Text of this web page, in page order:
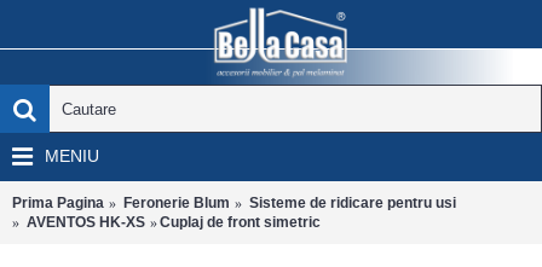
MENIU
Prima Pagina Feronerie Blum
Sisteme de ridicare pentru usi
AVENTOS HK-XS
Cuplaj de front simetric